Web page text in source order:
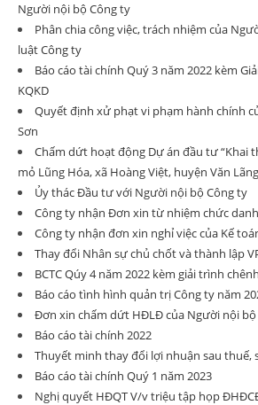
Người nội bộ Công ty
Phân chia công việc, trách nhiệm của
luật Công ty
Báo cáo tài chính Quý 3 năm 2022 kèm
KQKD
Quyết định xử phạt vi phạm hành chính
Sơn
Chấm dứt hoạt động Dự án đầu tư “Khai
mỏ Lũng Hóa, xã Hoàng Việt, huyện Văn
Ủy thác Đầu tư với Người nội bộ Công ty
Công ty nhận Đơn xin từ nhiệm chức
Công ty nhận đơn xin nghỉ việc của Kế
Thay đổi Nhân sự chủ chốt và thành lập
BCTC Qúy 4 năm 2022 kèm giải trình
Báo cáo tình hình quản trị Công ty năm
Đơn xin chấm dứt HĐLĐ của Người nội bộ
Báo cáo tài chính 2022
Thuyết minh thay đổi lợi nhuận sau thuế,
Báo cáo tài chính Quý 1 năm 2023
Nghị quyết HĐQT V/v triệu tập họp